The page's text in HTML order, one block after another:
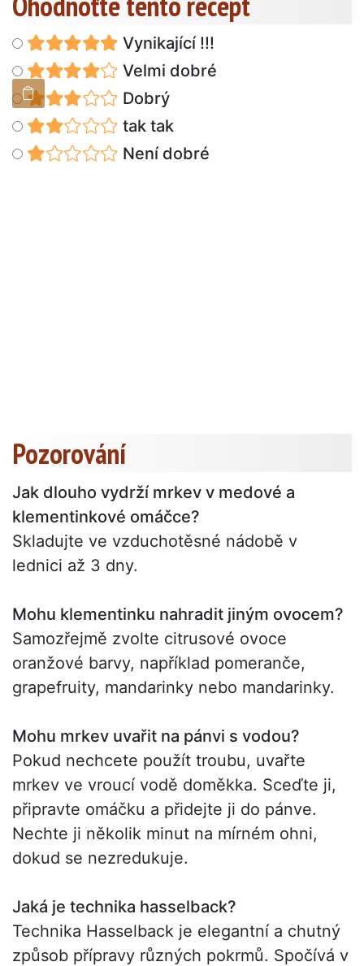
Vynikající !!!
Velmi dobré
Dobrý
tak tak
Není dobré
Pozorování
Jak dlouho vydrží mrkev v medové a
klementinkové omáčce?
Skladujte ve vzduchotěsné nádobě v
lednici až 3 dny.
Mohu klementinku nahradit jiným ovocem?
Samozřejmě zvolte citrusové ovoce
oranžové barvy, například pomeranče,
grapefruity, mandarinky nebo mandarinky.
Mohu mrkev uvařit na pánvi s vodou?
Pokud nechcete použít troubu, uvařte
mrkev ve vroucí vodě doměkka. Sceďte ji,
připravte omáčku a přidejte ji do pánve.
Nechte ji několik minut na mírném ohni,
dokud se nezredukuje.
Jaká je technika hasselback?
Technika Hasselback je elegantní a chutný
způsob přípravy různých pokrmů. Spočívá v